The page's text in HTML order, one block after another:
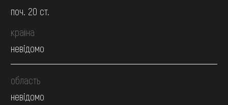
поч. 20 ст.
країна
невідомо
область
невідомо